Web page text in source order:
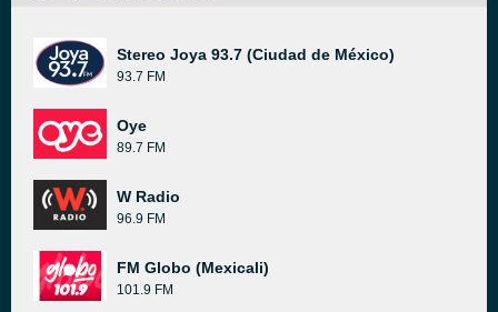
Stereo Joya 93.7 (Ciudad de México)
93.7 FM
Oye
89.7 FM
W Radio
96.9 FM
FM Globo (Mexicali)
101.9 FM